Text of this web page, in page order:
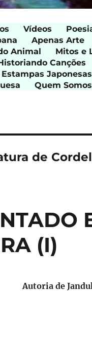
Vídeos
Apenas Arte
Animal Mitos e
Canções
Estampas Japonesas
Quem Somos
de Cordel
(I)
Autoria de